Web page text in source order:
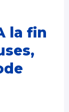
la fin